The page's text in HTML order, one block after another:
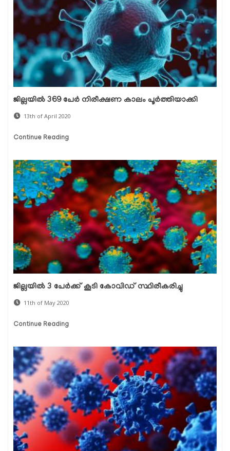
ജില്ലയില്‍ 369 പേര്‍ നിരീക്ഷണ കാലം പൂര്‍ത്തിയാക്കി
13th of April 2020
Continue Reading
ജില്ലയില്‍ 3 പേര്‍ക്ക് കൂടി കോവിഡ് സ്ഥിരീകരിച്ചു
11th of May 2020
Continue Reading